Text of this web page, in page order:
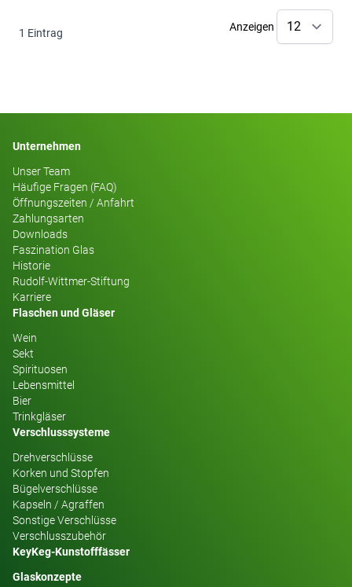
1 Eintrag Anzeigen
Unternehmen
Unser Team
Häufige Fragen (FAQ)
Öffnungszeiten / Anfahrt
Zahlungsarten
Downloads
Faszination Glas
Historie
Rudolf-Wittmer-Stiftung
Karriere
Flaschen und Gläser
Wein
Sekt
Spirituosen
Lebensmittel
Bier
Trinkgläser
Verschlusssysteme
Drehverschlüsse
Korken und Stopfen
Bügelverschlüsse
Kapseln / Agraffen
Sonstige Verschlüsse
Verschlusszubehör
KeyKeg-Kunstofffässer
Glaskonzepte